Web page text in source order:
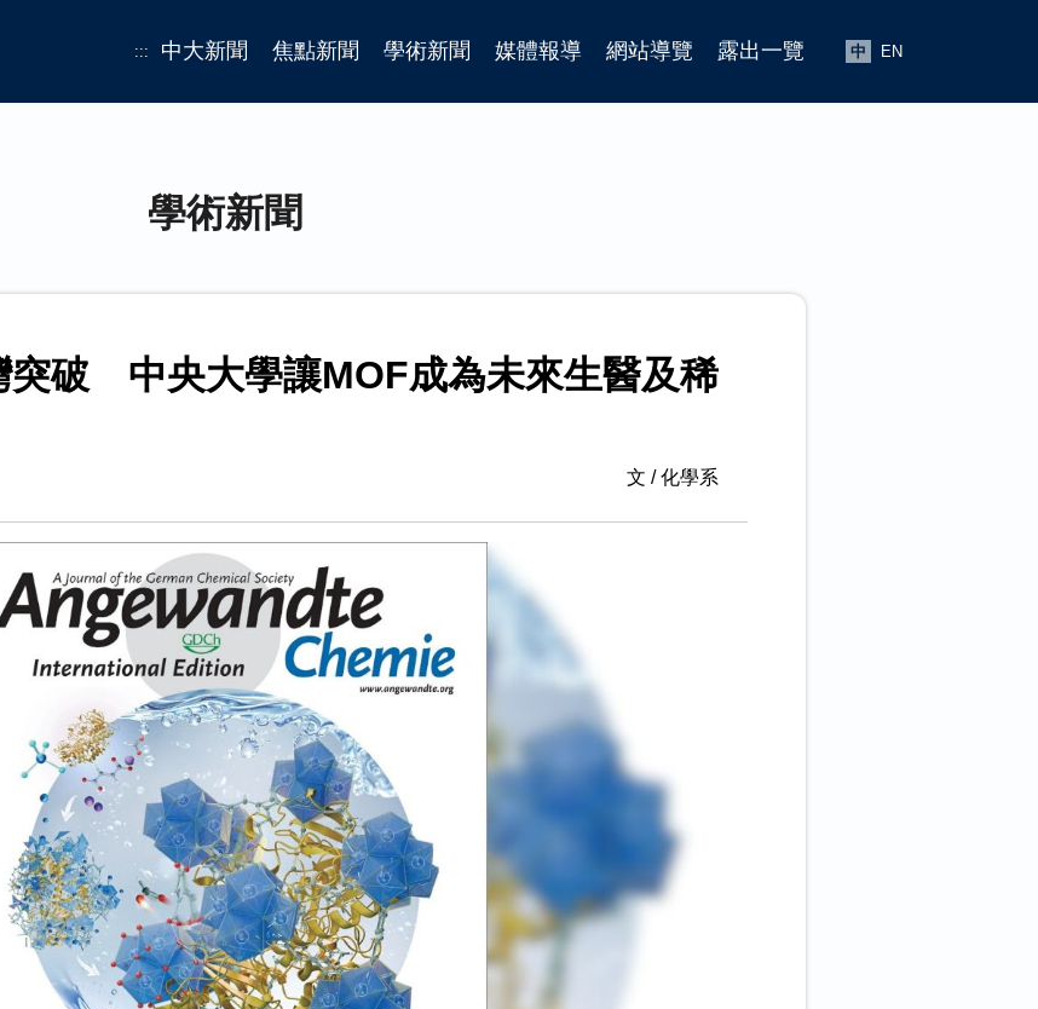
::: 中大新聞 焦點新聞 學術新聞 媒體報導 網站導覽 露出一覽 中 EN
學術新聞
突破 中央大學讓MOF成為未來生醫及稀
文 / 化學系